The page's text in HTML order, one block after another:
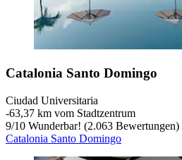
Catalonia Santo Domingo
Ciudad Universitaria
‐63,37 km vom Stadtzentrum
9/10 Wunderbar! (2.063 Bewertungen)
Catalonia Santo Domingo